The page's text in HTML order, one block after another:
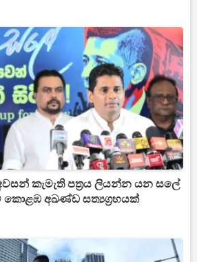
කැමැති පත්‍රය ලියන්න යන සලේ
අඛණ්ඩ සත්‍යග්‍රහයක්